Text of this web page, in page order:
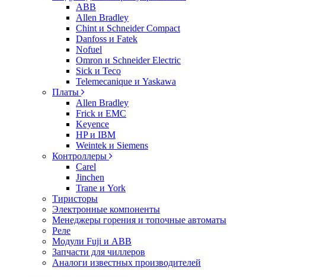
ABB
Allen Bradley
Chint и Schneider Compact
Danfoss и Fatek
Nofuel
Omron и Schneider Electric
Sick и Teco
Telemecanique и Yaskawa
Платы
Allen Bradley
Frick и EMC
Keyence
HP и IBM
Weintek и Siemens
Контроллеры
Carel
Jinchen
Trane и York
Тиристоры
Электронные компоненты
Менеджеры горения и топочные автоматы
Реле
Модули Fuji и ABB
Запчасти для чиллеров
Аналоги известных производителей